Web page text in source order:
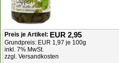
Preis je Artikel: EUR 2,95
Grundpreis: EUR 1,97 je 100g
inkl. 7% MwSt.
zzgl. Versandkosten